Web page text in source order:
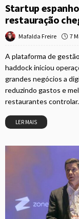
Startup
restauração
Mafalda Freire 7
A plataforma de
haddock iniciou
grandes negócios a
reduzindo gastos e
restaurantes
LER MAIS